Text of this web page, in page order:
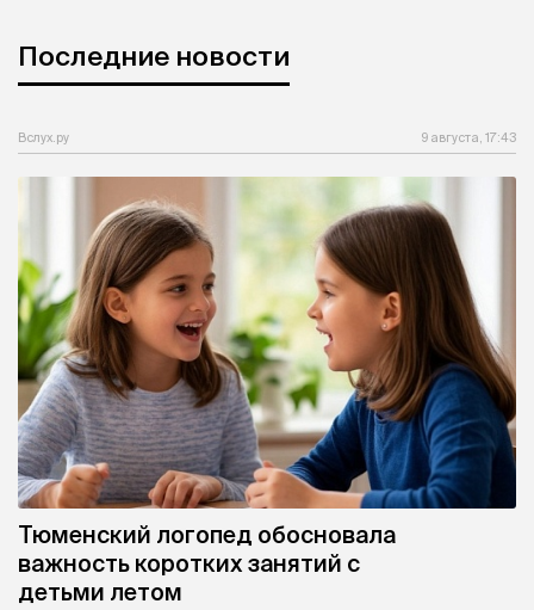
Последние новости
Вслух.ру 9 августа, 17:43
Тюменский логопед обосновала
важность коротких занятий с
детьми летом